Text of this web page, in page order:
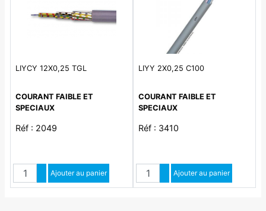
LIYCY 12X0,25 TGL
COURANT FAIBLE ET
SPECIAUX
Réf : 2049
QuantitéAugmenter quantité
Diminuer quantité
Ajouter au panier
LIYY 2X0,25 C100
COURANT FAIBLE ET
SPECIAUX
Réf : 3410
QuantitéAugmenter quantité
Diminuer quantité
Ajouter au panier